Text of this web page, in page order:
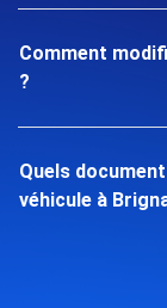
Comment
?
Quels
véhicule à